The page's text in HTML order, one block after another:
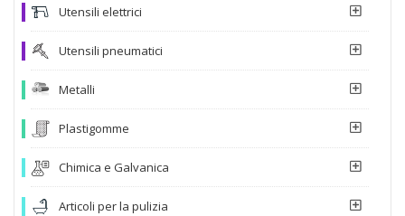
Utensili elettrici
Utensili pneumatici
Metalli
Plastigomme
Chimica e Galvanica
Articoli per la pulizia